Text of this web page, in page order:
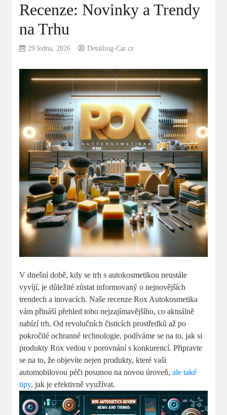
Recenze: Novinky a Trendy
na Trhu
29 ledna, 2026 Detailing-Car.cz
V ⁣dnešní době, kdy ⁤se trh s autokosmetikou neustále
vyvíjí, je důležité ‍zůstat informovaný o ‍nejnovějších
trendech a inovacích. ⁣Naše recenze ⁣Rox Autokosmetika
vám přináší přehled ⁤toho nejzajímavějšího, co ‍aktuálně
nabízí trh. Od revolučních ⁣čisticích ‍prostředků až⁤ po
pokročilé ochranné technologie, ⁣podíváme ​se na to, jak si
‌produkty Rox vedou v porovnání s konkurencí.‌ Připravte
‌se⁣ na to, že objevíte nejen⁣ produkty, které vaši
automobilovou péči posunou na novou úroveň,ale také
tipy, jak⁤ je⁤ efektivně využívat.